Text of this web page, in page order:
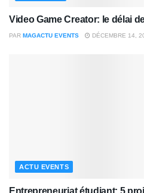
Video Game Creator: le délai
PAR MAGACTU EVENTS DÉCEMBRE 14,
ACTU EVENTS